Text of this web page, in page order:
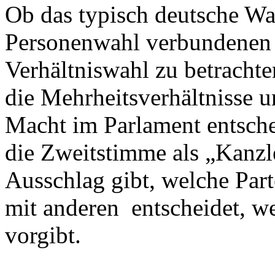
Ob das typisch deutsche
Personenwahl
Verhältniswahl zu
die Mehrheitsverhältnisse
Macht im Parlament
die Zweitstimme als
Ausschlag gibt, welche
mit anderen entscheidet,
vorgibt.